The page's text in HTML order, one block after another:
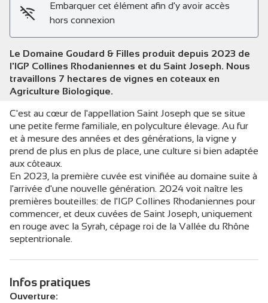
Voir l'image en plein écran
Embarquer cet élément afin d'y avoir accès
hors connexion
Le Domaine Goudard & Filles produit depuis 2023 de
l'IGP Collines Rhodaniennes et du Saint Joseph. Nous
travaillons 7 hectares de vignes en coteaux en
Agriculture Biologique.
C'est au cœur de l'appellation Saint Joseph que se situe
une petite ferme familiale, en polyculture élevage. Au fur
et à mesure des années et des générations, la vigne y
prend de plus en plus de place, une culture si bien adaptée
aux côteaux.
En 2023, la première cuvée est vinifiée au domaine suite à
l'arrivée d'une nouvelle génération. 2024 voit naître les
premières bouteilles: de l'IGP Collines Rhodaniennes pour
commencer, et deux cuvées de Saint Joseph, uniquement
en rouge avec la Syrah, cépage roi de la Vallée du Rhône
septentrionale.
Infos pratiques
Ouverture: